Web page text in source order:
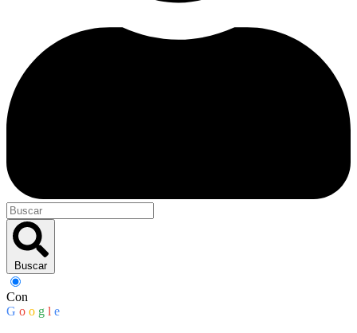
Buscar
Con
G o o g l e